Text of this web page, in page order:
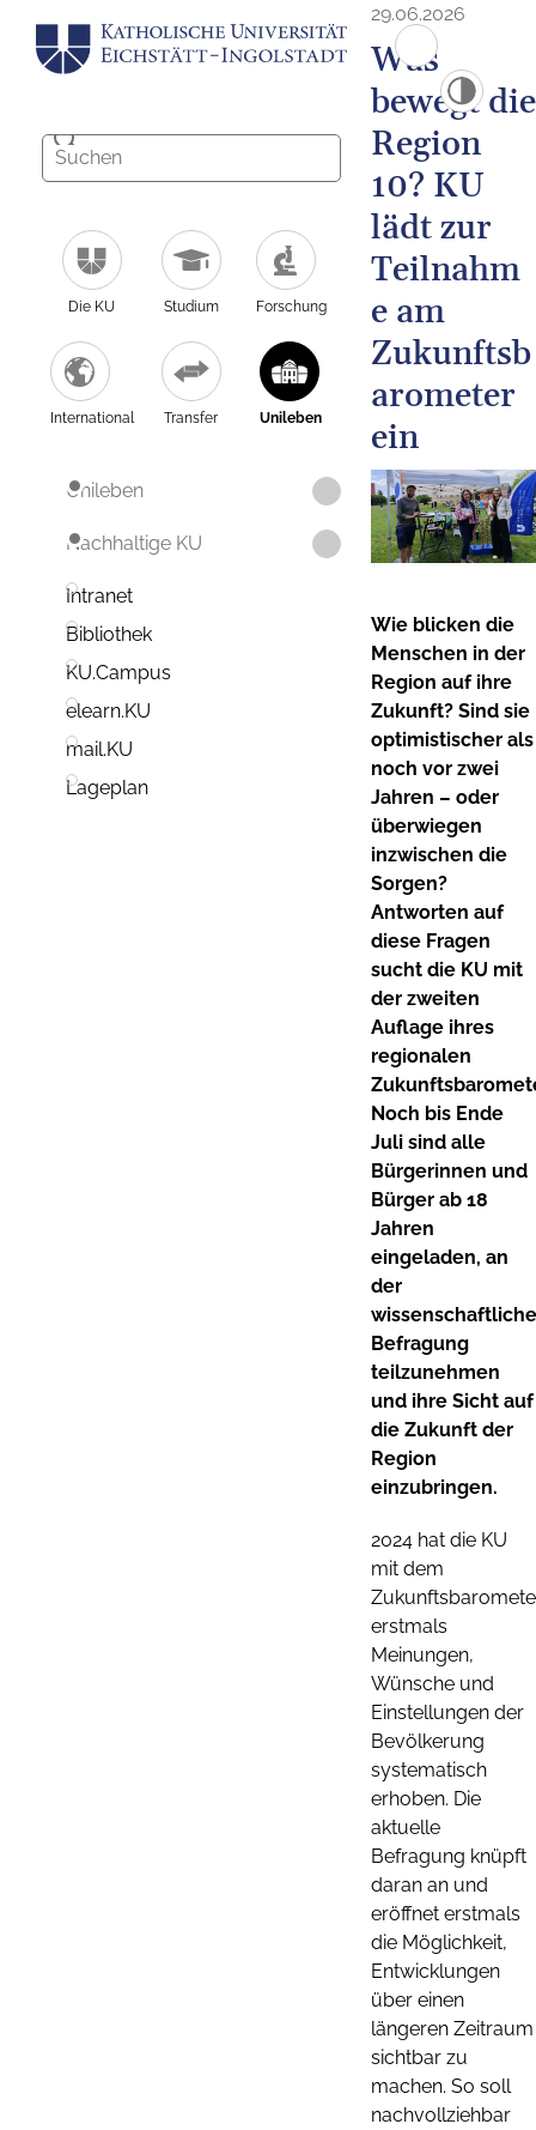
Die KU Studium Forschung
International Transfer Unileben
Unileben
Nachhaltige KU
Intranet
Bibliothek
KU.Campus
elearn.KU
mail.KU
Lageplan
29.06.2026
Was
bewegt die
Region
10? KU
lädt zur
Teilnahm
e am
Zukunftsb
arometer
ein
Wie blicken die
Menschen in der
Region auf ihre
Zukunft? Sind sie
optimistischer als
noch vor zwei
Jahren – oder
überwiegen
inzwischen die
Sorgen?
Antworten auf
diese Fragen
sucht die KU mit
der zweiten
Auflage ihres
regionalen
Noch bis Ende
Juli sind alle
Bürgerinnen und
Bürger ab 18
Jahren
eingeladen, an
der
Befragung
teilzunehmen
und ihre Sicht auf
die Zukunft der
Region
einzubringen.
2024 hat die KU
mit dem
erstmals
Meinungen,
Wünsche und
Einstellungen der
Bevölkerung
systematisch
erhoben. Die
aktuelle
Befragung knüpft
daran an und
eröffnet erstmals
die Möglichkeit,
Entwicklungen
über einen
längeren Zeitraum
sichtbar zu
machen. So soll
nachvollziehbar